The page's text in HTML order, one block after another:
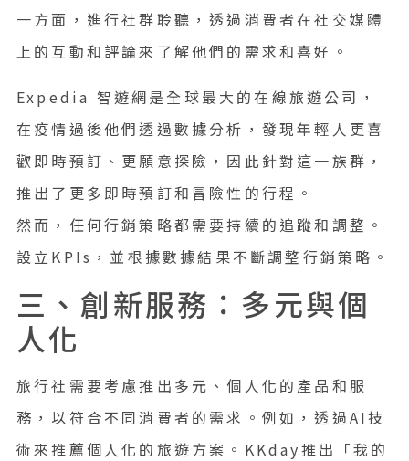
一方面，進行社群聆聽，透過消費者在社交媒體
上的互動和評論來了解他們的需求和喜好。
Expedia 智遊網是全球最大的在線旅遊公司，
在疫情過後他們透過數據分析，發現年輕人更喜
歡即時預訂、更願意探險，因此針對這一族群，
推出了更多即時預訂和冒險性的行程。
然而，任何行銷策略都需要持續的追蹤和調整。
設立KPIs，並根據數據結果不斷調整行銷策略。
三、創新服務：多元與個
人化
旅行社需要考慮推出多元、個人化的產品和服
務，以符合不同消費者的需求。例如，透過AI技
術來推薦個人化的旅遊方案。KKday推出「我的